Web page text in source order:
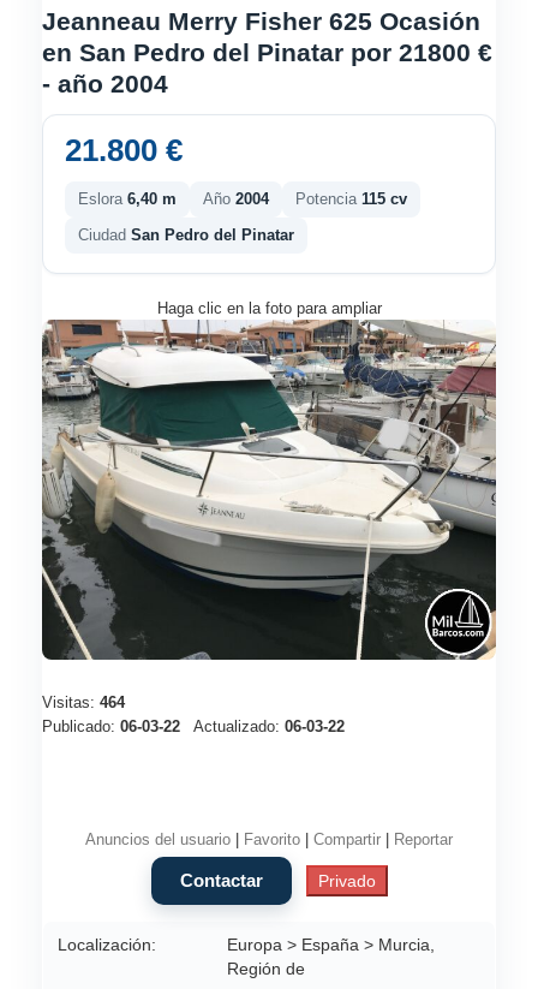
Jeanneau Merry Fisher 625 Ocasión
en San Pedro del Pinatar por 21800 €
- año 2004
21.800 €
Eslora 6,40 m Año 2004 Potencia 115 cv
Ciudad San Pedro del Pinatar
Haga clic en la foto para ampliar
Visitas: 464
Publicado: 06-03-22 Actualizado: 06-03-22
Anuncios del usuario Favorito Compartir Reportar
Localización:
Europa > España > Murcia,
Región de